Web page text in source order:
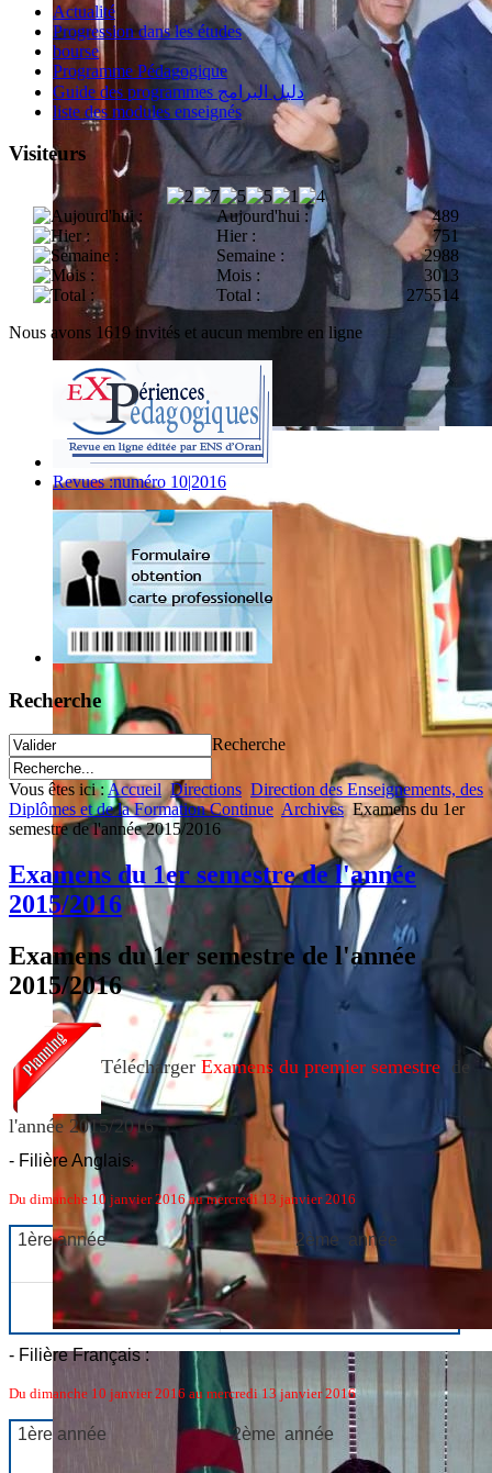
Actualité
Progression dans les études
bourse
Programme Pédagogique
Guide des programmes دليل البرامج
liste des modules enseignés
Visiteurs
Aujourd'hui :
489
Hier :
751
Semaine :
2988
Mois :
3013
Total :
275514
Nous avons 1619 invités et aucun membre en ligne
Revues :numéro 10|2016
Recherche
Recherche
Vous êtes ici : Accueil Directions Direction des Enseignements, des
Diplômes et de la Formation Continue Archives Examens du 1er
semestre de l'année 2015/2016
Examens du 1er semestre de l'année
2015/2016
Examens du 1er semestre de l'année
2015/2016
Télécharger Examens du premier semestre de
l'année 2015/2016
- Filière Anglais:
Du dimanche 10 janvier 2016 au mercredi 13 janvier 2016
1èreannée 2ème année
- Filière Français :
Du dimanche 10 janvier 2016 au mercredi 13 janvier 2016
1ère année 2ème année